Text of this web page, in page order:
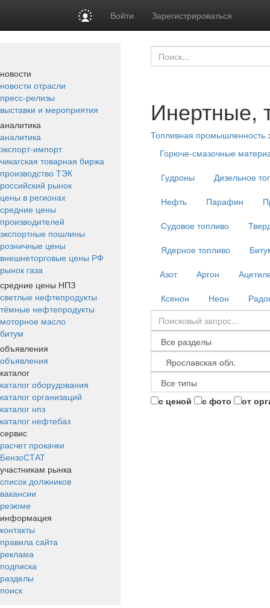
Войти Зарегистрироваться
новости
новости отрасли
пресс-релизы
выставки и мероприятия
аналитика
аналитика
экспорт-импорт
чикагская товарная биржа
производство ТЭК
российский рынок
цены в регионах
средние цены
производителей
экспортные пошлины
розничные цены
внешнеторговые цены РФ
рынок газа
средние цены НПЗ
светлые нефтепродукты
тёмные нефтепродукты
моторное масло
битум
объявления
объявления
каталог
каталог оборудования
каталог организаций
каталог нпз
каталог нефтебаз
сервис
расчет прокачки
БензоСТАТ
участникам рынка
список должников
вакансии
резюме
информация
контакты
правила сайта
реклама
подписка
разделы
поиск
Инертные,
Топливная промышленность
Горюче-смазочные
Гудроны
Дизельное
Нефть
Парафин
Судовое топливо
Ядерное топливо
Азот
Аргон
Ксенон
Неон
с ценой с фото от